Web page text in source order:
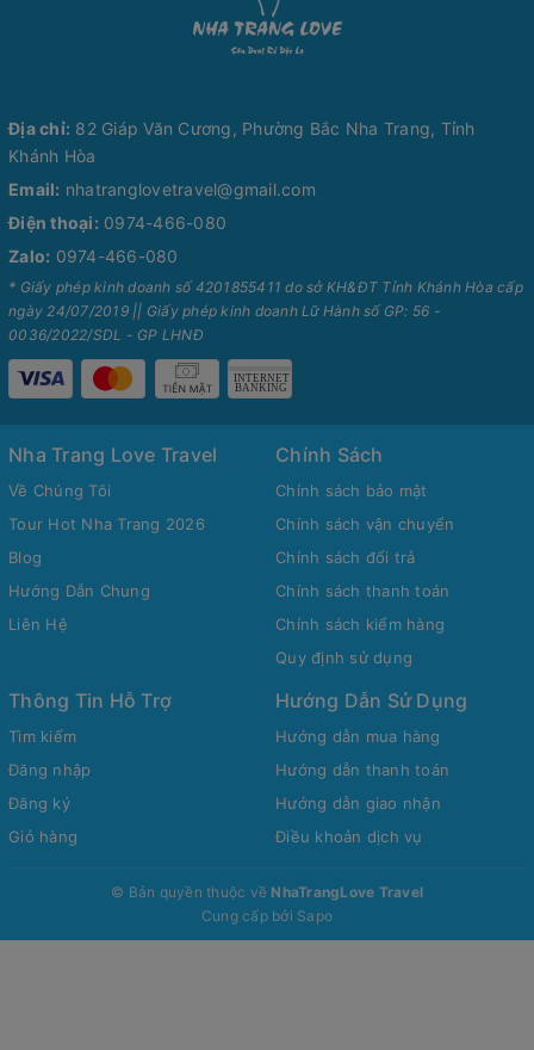
Địa chỉ: 82 Giáp Văn Cương, Phường Bắc Nha Trang, Tỉnh
Khánh Hòa
Email: nhatranglovetravel@gmail.com
Điện thoại: 0974-466-080
Zalo: 0974-466-080
* Giấy phép kinh doanh số 4201855411 do sở KH&ĐT Tỉnh Khánh Hòa cấp
ngày 24/07/2019 || Giấy phép kinh doanh Lữ Hành số GP: 56 -
0036/2022/SDL - GP LHNĐ
Nha Trang Love Travel
Về Chúng Tôi
Tour Hot Nha Trang 2026
Blog
Hướng Dẫn Chung
Liên Hệ
Chính Sách
Chính sách bảo mật
Chính sách vận chuyển
Chính sách đổi trả
Chính sách thanh toán
Chính sách kiểm hàng
Quy định sử dụng
Thông Tin Hỗ Trợ
Tìm kiếm
Đăng nhập
Đăng ký
Giỏ hàng
Hướng Dẫn Sử Dụng
Hướng dẫn mua hàng
Hướng dẫn thanh toán
Hướng dẫn giao nhận
Điều khoản dịch vụ
© Bản quyền thuộc về NhaTrangLove Travel
Cung cấp bởi Sapo